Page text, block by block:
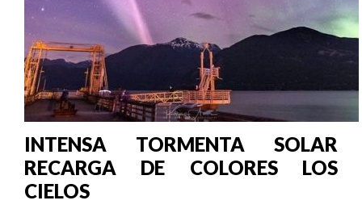
INTENSA TORMENTA SOLAR
RECARGA DE COLORES LOS
CIELOS